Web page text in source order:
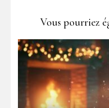
Vous pourriez